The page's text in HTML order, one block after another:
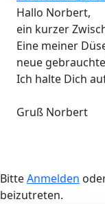
Hallo Norbert,
ein kurzer
Eine meiner
neue
Ich halte Dich
Gruß Norbert
BitteAnmelden
beizutreten.